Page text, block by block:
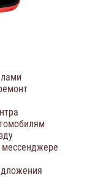
мессенджере